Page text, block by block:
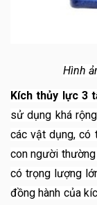
Hình
Kích thủy lực 3
sử dụng khá
các vật dụng, có
con người
có trọng lượng
đồng hành của